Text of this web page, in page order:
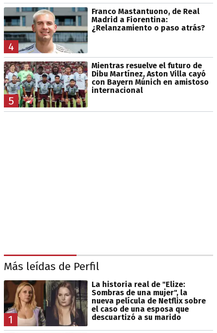
4
Franco Mastantuono, de Real
Madrid a Fiorentina:
¿Relanzamiento o paso atrás?
5
Mientras resuelve el futuro de
Dibu Martínez, Aston Villa cayó
con Bayern Múnich en amistoso
internacional
Más leídas de Perfil
1
La historia real de "Elize:
Sombras de una mujer", la
nueva película de Netflix sobre
el caso de una esposa que
descuartizó a su marido